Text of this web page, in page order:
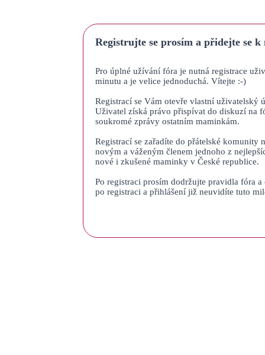
Registrujte se prosím a přidejte se k
Pro úplné užívání fóra je nutná registrace
minutu a je velice jednoduchá. Vítejte :-)
Registrací se Vám otevře vlastní uživatelský
Uživatel získá právo přispívat do diskuzí na
soukromé zprávy ostatním maminkám.
Registrací se zařadíte do přátelské komunity
novým a váženým členem jednoho z
nové i zkušené maminky v České republice.
Po registraci prosím dodržujte pravidla fóra
po registraci a přihlášení již neuvidíte tuto